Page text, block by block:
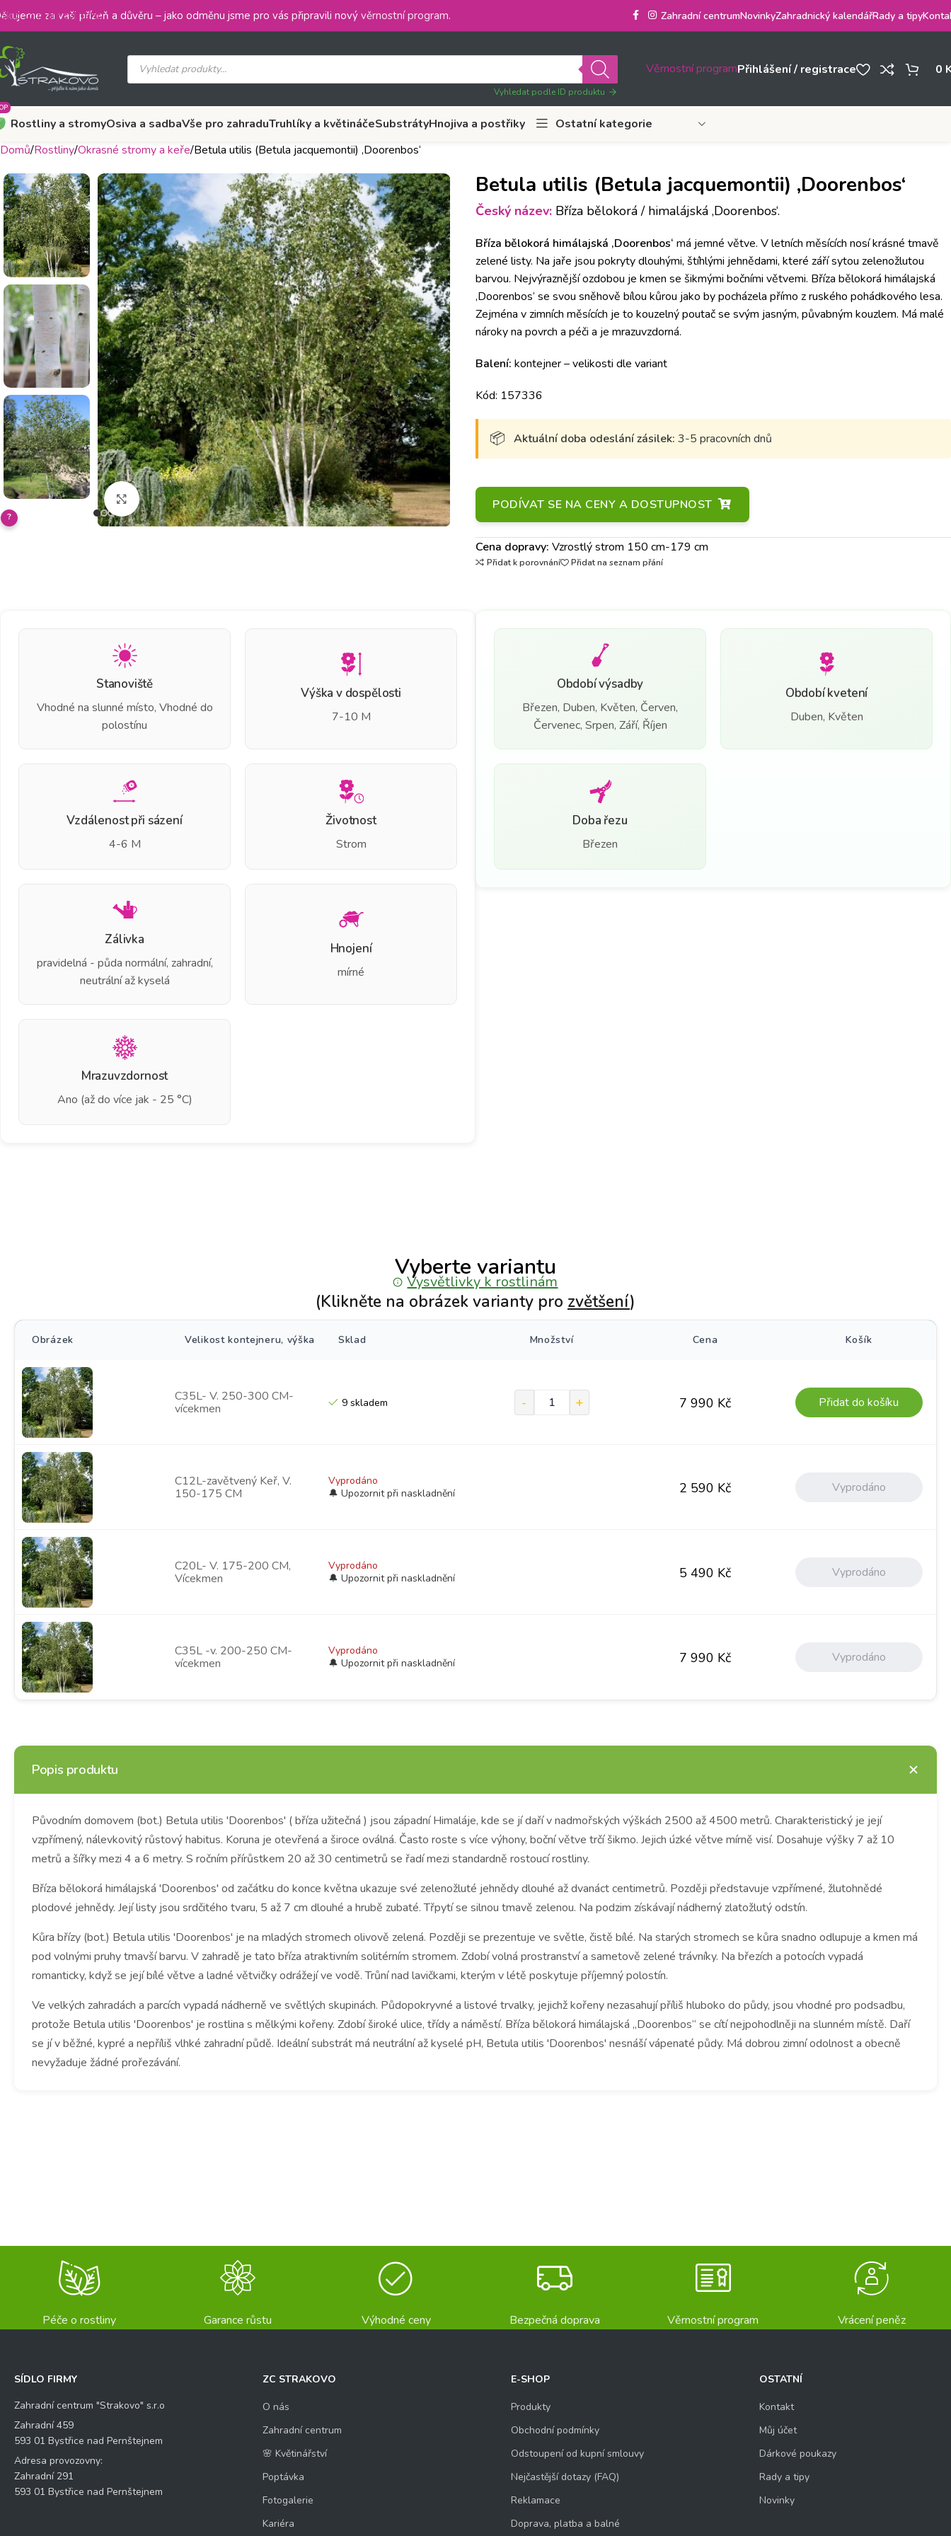
Skip to main content
za vaši přízeň a důvěru – jako odměnu jsme pro vás připravili nový věrnostní program. Zahradní centrumNovinkyZahradnický kalendářRady a tipy
Vyhledat podle ID produktu
Věrnostní programPřihlášení / registrace 0
Rostliny a stromyOsiva a sadbaVše pro zahraduTruhlíky a květináčeSubstrátyHnojiva a postřiky
Ostatní kategorie
Domů Rostliny Okrasné stromy a keře Betula utilis (Betula jacquemontii) ‚Doorenbos‘
Klikněte pro zvětšení
?
Betula utilis (Betula jacquemontii) ‚Doorenbos‘
Český název: Bříza bělokorá / himalájská ‚Doorenbos‘.
Bříza bělokorá himálajská ‚Doorenbos‘ má jemné větve. V letních měsících nosí krásné tmavě
zelené listy. Na jaře jsou pokryty dlouhými, štíhlými jehnědami, které září sytou zelenožlutou
barvou. Nejvýraznější ozdobou je kmen se šikmými bočními větvemi. Bříza bělokorá himálajská
‚Doorenbos‘ se svou sněhově bílou kůrou jako by pocházela přímo z ruského pohádkového lesa.
Zejména v zimních měsících je to kouzelný poutač se svým jasným, půvabným kouzlem. Má malé
nároky na povrch a péči a je mrazuvzdorná.
Balení: kontejner – velikosti dle variant
Kód: 157336
Aktuální doba odeslání zásilek: 3-5 pracovních dnů
PODÍVAT SE NA CENY A DOSTUPNOST
Cena dopravy: Vzrostlý strom 150 cm-179 cm
Přidat k porovnání Přidat na seznam přání
Stanoviště
Vhodné na slunné místo, Vhodné do
polostínu
Výška v dospělosti
7-10 M
Vzdálenost při sázení
4-6 M
Životnost
Strom
Zálivka
pravidelná - půda normální, zahradní,
neutrální až kyselá
Hnojení
mírné
Mrazuvzdornost
Ano (až do více jak - 25 °C)
Období výsadby
Březen, Duben, Květen, Červen,
Červenec, Srpen, Září, Říjen
Období kvetení
Duben, Květen
Doba řezu
Březen
Vyberte variantu
Vysvětlivky k rostlinám
(Klikněte na obrázek varianty pro zvětšení)
Obrázek Velikost kontejneru, výška Sklad Množství Cena Košík
C35L- V. 250-300 CM-
vícekmen
9 skladem 7 990 Kč Přidat do košíku
C12L-zavětvený Keř, V.
150-175 CM
Vyprodáno 2 590 Kč Vyprodáno
C20L- V. 175-200 CM,
Vícekmen
Vyprodáno 5 490 Kč Vyprodáno
C35L -v. 200-250 CM-
vícekmen
Vyprodáno 7 990 Kč Vyprodáno
Popis produktu
Původním domovem (bot.) Betula utilis 'Doorenbos' ( bříza užitečná ) jsou západní Himaláje, kde se jí daří v nadmořských výškách 2500 až 4500 metrů. Charakteristický je její
vzpřímený, nálevkovitý růstový habitus. Koruna je otevřená a široce oválná. Často roste s více výhony, boční větve trčí šikmo. Jejich úzké větve mírně visí. Dosahuje výšky 7 až 10
metrů a šířky mezi 4 a 6 metry. S ročním přírůstkem 20 až 30 centimetrů se řadí mezi standardně rostoucí rostliny.
Bříza bělokorá himálajská 'Doorenbos' od začátku do konce května ukazuje své zelenožluté jehnědy dlouhé až dvanáct centimetrů. Později představuje vzpřímené, žlutohnědé
plodové jehnědy. Její listy jsou srdčitého tvaru, 5 až 7 cm dlouhé a hrubě zubaté. Třpytí se silnou tmavě zelenou. Na podzim získávají nádherný zlatožlutý odstín.
Kůra břízy (bot.) Betula utilis 'Doorenbos' je na mladých stromech olivově zelená. Později se prezentuje ve světle, čistě bílé. Na starých stromech se kůra snadno odlupuje a kmen má
pod volnými pruhy tmavší barvu. V zahradě je tato bříza atraktivním solitérním stromem. Zdobí volná prostranství a sametově zelené trávníky. Na březích a potocích vypadá
romanticky, když se její bílé větve a ladné větvičky odrážejí ve vodě. Trůní nad lavičkami, kterým v létě poskytuje příjemný polostín.
Ve velkých zahradách a parcích vypadá nádherně ve světlých skupinách. Půdopokryvné a listové trvalky, jejichž kořeny nezasahují příliš hluboko do půdy, jsou vhodné pro podsadbu,
protože Betula utilis 'Doorenbos' je rostlina s mělkými kořeny. Zdobí široké ulice, třídy a náměstí. Bříza bělokorá himálajská „Doorenbos“ se cítí nejpohodlněji na slunném místě. Daří
se jí v běžné, kypré a nepříliš vlhké zahradní půdě. Ideální substrát má neutrální až kyselé pH, Betula utilis 'Doorenbos' nesnáší vápenaté půdy. Má dobrou zimní odolnost a obecně
nevyžaduje žádné prořezávání.
Péče o rostliny Garance růstu Výhodné ceny Bezpečná doprava Věrnostní program Vrácení peněz
SÍDLO FIRMY
Zahradní centrum "Strakovo" s.r.o
Zahradní 459
593 01 Bystřice nad Pernštejnem
Adresa provozovny:
Zahradní 291
593 01 Bystřice nad Pernštejnem
ZC STRAKOVO
O nás
Zahradní centrum
🌸 Květinářství
Poptávka
Fotogalerie
Kariéra
E-SHOP
Produkty
Obchodní podmínky
Odstoupení od kupní smlouvy
Nejčastější dotazy (FAQ)
Reklamace
Doprava, platba a balné
OSTATNÍ
Kontakt
Můj účet
Dárkové poukazy
Rady a tipy
Novinky